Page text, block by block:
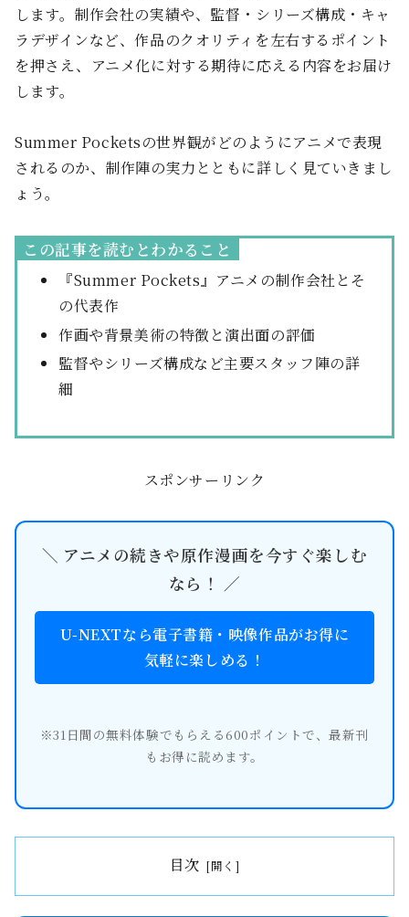
します。制作会社の実績や、監督・シリーズ構成・キャ
ラデザインなど、作品のクオリティを左右するポイント
を押さえ、アニメ化に対する期待に応える内容をお届け
します。
Summer Pocketsの世界観がどのようにアニメで表現
されるのか、制作陣の実力とともに詳しく見ていきまし
ょう。
この記事を読むとわかること
『Summer Pockets』アニメの制作会社とそ
の代表作
作画や背景美術の特徴と演出面の評価
監督やシリーズ構成など主要スタッフ陣の詳
細
スポンサーリンク
＼ アニメの続きや原作漫画を今すぐ楽しむ
なら！ ／
U-NEXTなら電子書籍・映像作品がお得に
気軽に楽しめる！
※31日間の無料体験でもらえる600ポイントで、最新刊
もお得に読めます。
目次